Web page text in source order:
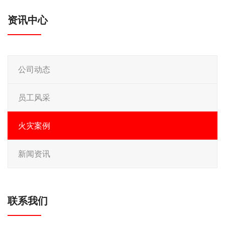
资讯中心
公司动态
员工风采
火灾案例
新闻资讯
联系我们